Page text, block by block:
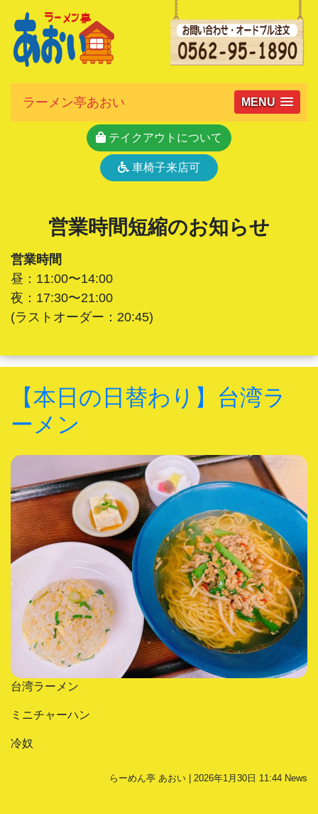
ラーメン亭あおい MENU
テイクアウトについて
車椅子来店可
営業時間短縮のお知らせ
営業時間
昼：11:00〜14:00
夜：17:30〜21:00
(ラストオーダー：20:45)
【本日の日替わり】台湾ラ
ーメン
台湾ラーメン
ミニチャーハン
冷奴
らーめん亭 あおい | 2026年1月30日 11:44 News